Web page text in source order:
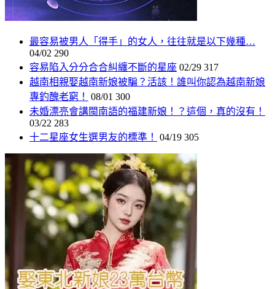
最容易被男人「得手」的女人，往往就是以下幾種…
04/02 290
容易陷入分分合合糾纏不斷的星座 02/29 317
越南相親娶越南新娘被騙？活該！誰叫你認為越南新娘
專釣醜老窮！
08/01 300
未婚漂亮會講閩南語的福建新娘！？這個，真的沒有！
03/22 283
十二星座女生選男友的標準！
04/19 305